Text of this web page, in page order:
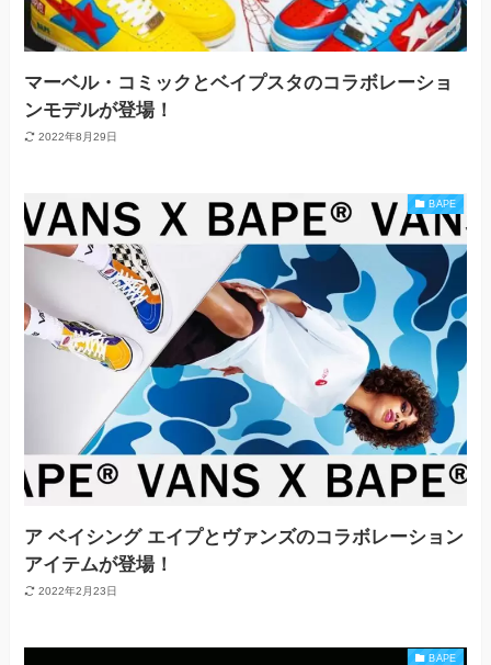
マーベル・コミックとベイプスタのコラボレーショ
ンモデルが登場！
2022年8月29日
BAPE
ア ベイシング エイプとヴァンズのコラボレーション
アイテムが登場！
2022年2月23日
BAPE